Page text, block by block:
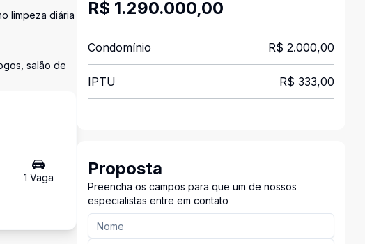
limpeza diária
salão de
1 Vaga
R$ 1.290.000,00
Condomínio R$ 2.000,00
IPTU R$ 333,00
Proposta
Preencha os campos para que um de nossos
especialistas entre em contato